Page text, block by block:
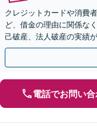
クレジットカードや消費
ど、借金の理由に関係な
己破産、法人破産の実績
を代理いたします【駐車
電話でお問い合